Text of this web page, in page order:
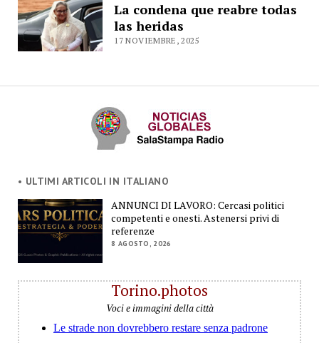
• ULTIMI ARTICOLI IN ITALIANO
ANNUNCI DI LAVORO: Cercasi politici
competenti e onesti. Astenersi privi di
referenze
8 AGOSTO, 2026
Torino.photos
Voci e immagini della città
La condena que reabre todas
las heridas
17 NOVIEMBRE, 2025